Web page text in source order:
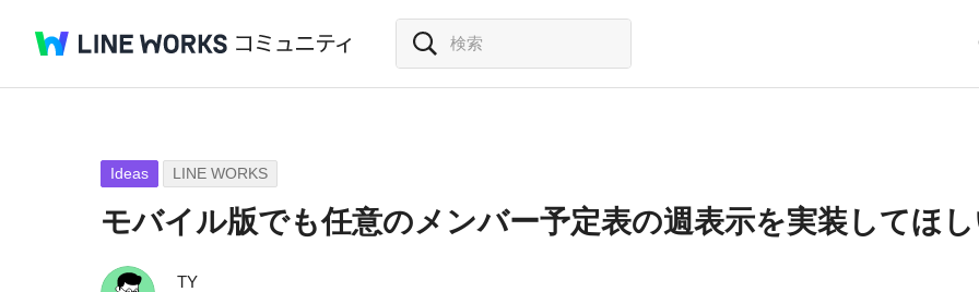
Ideas LINE WORKS
モバイル版でも任意のメンバー予定表の週表示を実装してほ
TY